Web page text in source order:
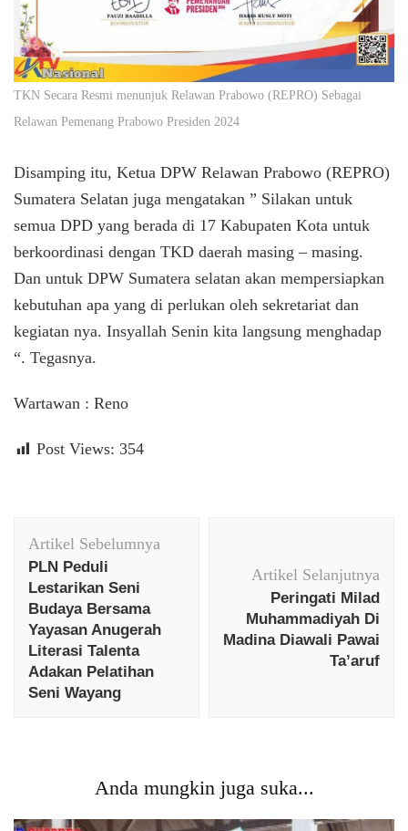
TKN Secara Resmi menunjuk Relawan Prabowo (REPRO) Sebagai
Relawan Pemenang Prabowo Presiden 2024
Disamping itu, Ketua DPW Relawan Prabowo (REPRO)
Sumatera Selatan juga mengatakan ” Silakan untuk
semua DPD yang berada di 17 Kabupaten Kota untuk
berkoordinasi dengan TKD daerah masing – masing.
Dan untuk DPW Sumatera selatan akan mempersiapkan
kebutuhan apa yang di perlukan oleh sekretariat dan
kegiatan nya. Insyallah Senin kita langsung menghadap
“. Tegasnya.
Wartawan : Reno
Post Views: 354
Artikel
Artikel Sebelumnya
PLN Peduli
Lestarikan Seni
Budaya Bersama
Yayasan Anugerah
Literasi Talenta
Adakan Pelatihan
Seni Wayang
Artikel Selanjutnya
Peringati Milad
Muhammadiyah Di
Madina Diawali Pawai
Ta’aruf
Anda mungkin juga suka...